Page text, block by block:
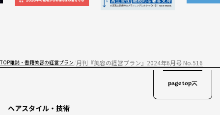
TOP雑誌・書籍美容の経営プラン 月刊『美容の経営プラン』2024年6月号 No.516
ヘアスタイル・技術
page top